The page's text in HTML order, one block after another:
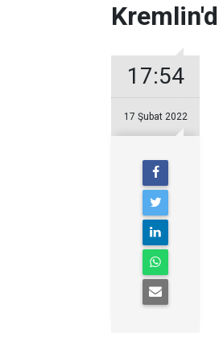
17:54
17 Şubat 2022